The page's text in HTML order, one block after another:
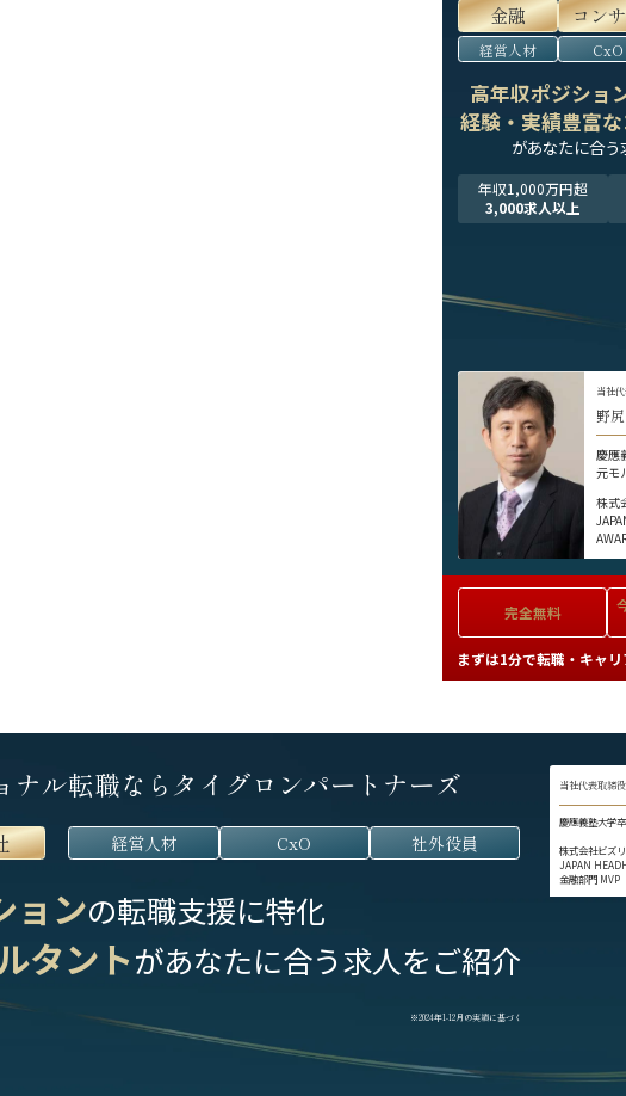
金融 コン
経営人材 CxO
高年収ポジショ
経験・実績豊富
があなたに合
年収1,000万円超
3,000求人以上
当社
野
慶應
元モ
株式
完全無料
まずは1分で転職・キャ
ナル転職ならタイグロンパートナーズ
経営人材 CxO 社外役員
ョンの転職支援に特化
タントがあなたに合う求人をご紹介
※2024年1-12月の実績に基づく
当社代表取締役
慶應義塾大学
株式会社ビズ
JAPAN
金融部門 MVP